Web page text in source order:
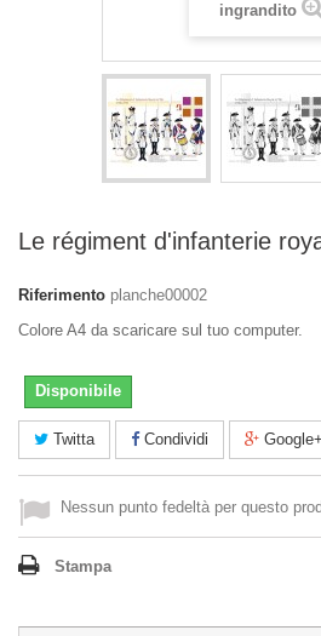
ingrandito
Le régiment d'infanterie
Riferimento planche00002
Colore A4 da scaricare sul tuo computer.
Disponibile
Twitta Condividi Google+
Nessun punto fedeltà per questo
Stampa